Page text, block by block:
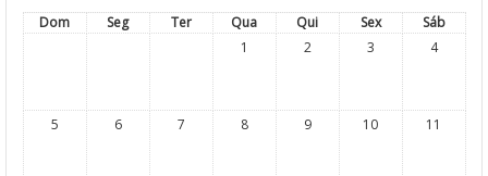
Dom Seg Ter Qua Qui Sex
Sáb
1
2 3 4
5 6 7 8 9 10 11